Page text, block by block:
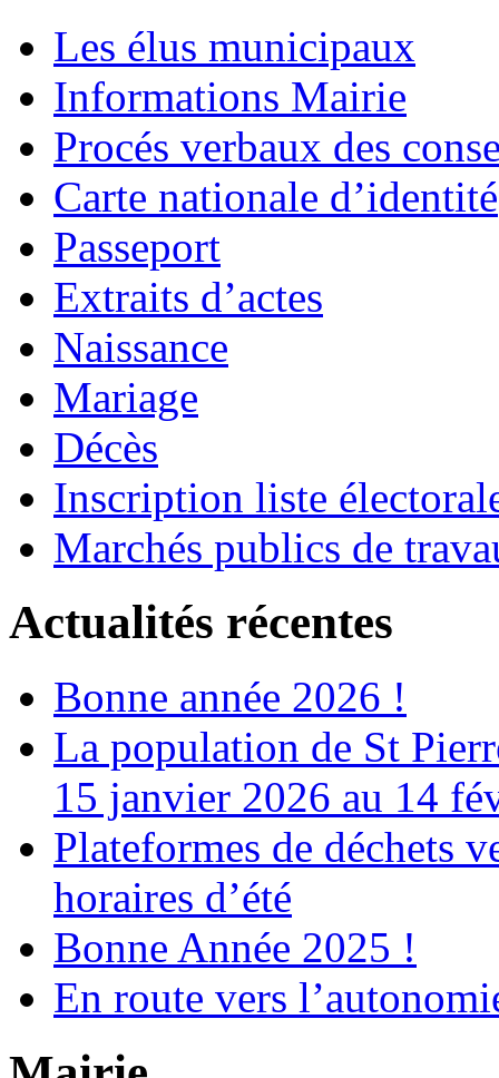
Les élus municipaux
Informations Mairie
Procés verbaux des
Carte nationale d’identité
Passeport
Extraits d’actes
Naissance
Mariage
Décès
Inscription liste
Marchés publics de
Actualités récentes
Bonne année 2026 !
La population de St
15 janvier 2026 au 14
Plateformes de déchets
horaires d’été
Bonne Année 2025 !
En route vers